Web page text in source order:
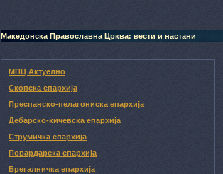
Македонска Православна Црква: вести и настани
МПЦ Актуелно
Скопска епархија
Преспанско-пелагониска епархија
Дебарско-кичевска епархија
Струмичка епархија
Повардарска епархија
Брегалничка епархија